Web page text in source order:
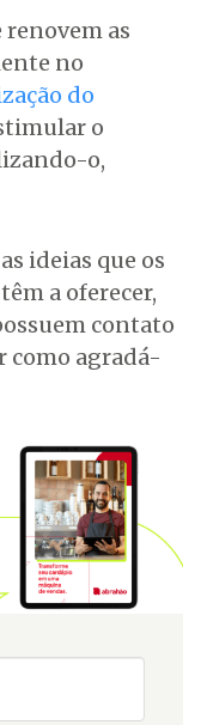
as
no
do
o
o,
ideias que os
a oferecer,
contato
como agradá-